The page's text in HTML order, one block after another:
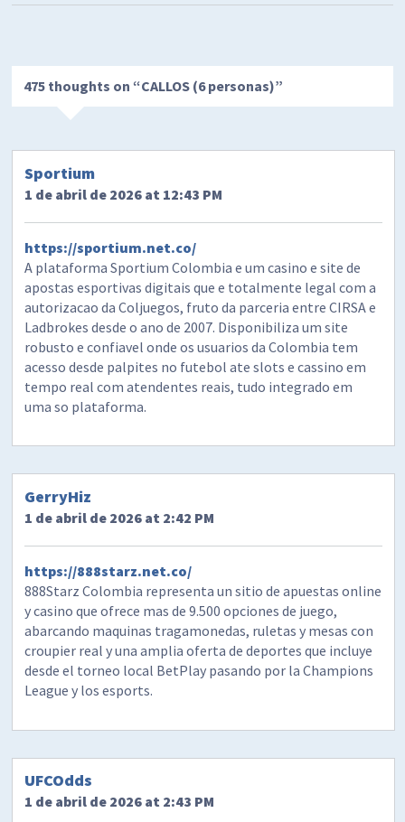
475 thoughts on “CALLOS (6 personas)”
Sportium
1 de abril de 2026 at 12:43 PM
https://sportium.net.co/
A plataforma Sportium Colombia e um casino e site de
apostas esportivas digitais que e totalmente legal com a
autorizacao da Coljuegos, fruto da parceria entre CIRSA e
Ladbrokes desde o ano de 2007. Disponibiliza um site
robusto e confiavel onde os usuarios da Colombia tem
acesso desde palpites no futebol ate slots e cassino em
tempo real com atendentes reais, tudo integrado em
uma so plataforma.
GerryHiz
1 de abril de 2026 at 2:42 PM
https://888starz.net.co/
888Starz Colombia representa un sitio de apuestas online
y casino que ofrece mas de 9.500 opciones de juego,
abarcando maquinas tragamonedas, ruletas y mesas con
croupier real y una amplia oferta de deportes que incluye
desde el torneo local BetPlay pasando por la Champions
League y los esports.
UFCOdds
1 de abril de 2026 at 2:43 PM